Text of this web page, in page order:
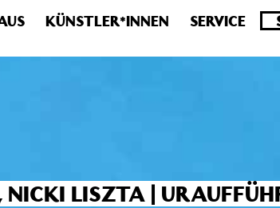
Verwende stattdessen get_permalink(). in
/
KÜNSTLER*INNEN
SERVICE
LISZTA |